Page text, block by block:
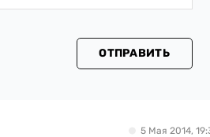
ОТПРАВИТЬ
5 Мая 2014,